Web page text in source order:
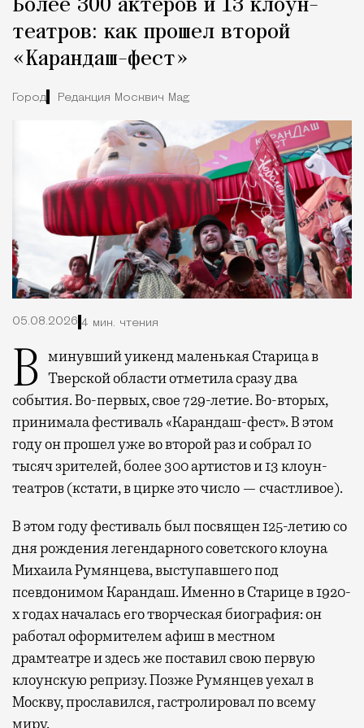
Более 300 актеров и 13 клоун-
театров: как прошел второй
«Карандаш-фест»
Город Редакция Москвич Mag
05.08.2026 4 мин. чтения
В минувший уикенд маленькая Старица в Тверской области отметила сразу два
события. Во-первых, свое 729-летие. Во-вторых,
принимала фестиваль «Карандаш-фест». В этом
году он прошел уже во второй раз и собрал 10
тысяч зрителей, более 300 артистов и 13 клоун-
театров (кстати, в цирке это число — счастливое).
В этом году фестиваль был посвящен 125-летию со
дня рождения легендарного советского клоуна
Михаила Румянцева, выступавшего под
псевдонимом Карандаш. Именно в Старице в 1920-
х годах началась его творческая биография: он
работал оформителем афиш в местном
драмтеатре и здесь же поставил свою первую
клоунскую репризу. Позже Румянцев уехал в
Москву, прославился, гастролировал по всему
миру.